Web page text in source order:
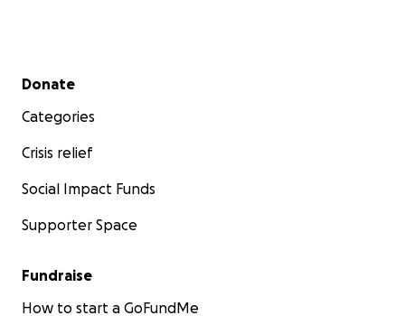
Secondary menu
Donate
Categories
Crisis relief
Social Impact Funds
Supporter Space
Fundraise
How to start a GoFundMe